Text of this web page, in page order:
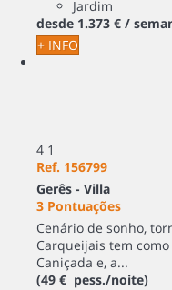
Jardim
desde 1.373 € /
+ INFO
4 1
Ref. 156799
Gerês - Villa
3 Pontuações
Cenário de sonho,
Carqueijais tem
Caniçada e, a...
(49 € pess./noite)